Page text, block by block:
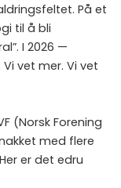
På et
til å bli
I 2026 —
vet mer. Vi vet
(Norsk Forening
med flere
er det edru